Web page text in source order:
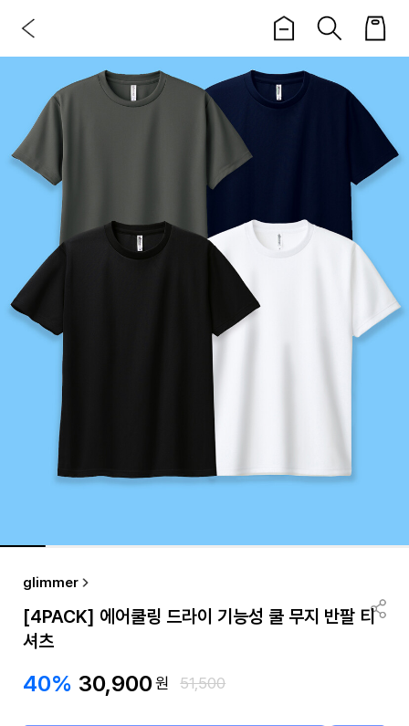
glimmer
[4PACK] 에어쿨링 드라이 기능성 쿨 무지 반팔 티
셔츠
40% 30,900원 51,500